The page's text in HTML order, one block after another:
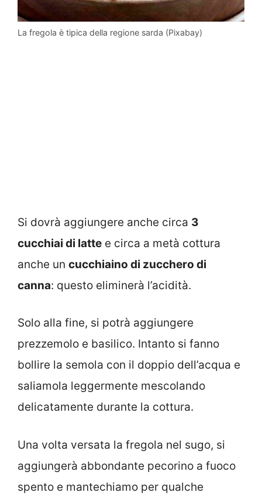
La fregola è tipica della regione sarda (Pixabay)
Si dovrà aggiungere anche circa 3
cucchiai di latte e circa a metà cottura
anche un cucchiaino di zucchero di
canna: questo eliminerà l’acidità.
Solo alla fine, si potrà aggiungere
prezzemolo e basilico. Intanto si fanno
bollire la semola con il doppio dell’acqua e
saliamola leggermente mescolando
delicatamente durante la cottura.
Una volta versata la fregola nel sugo, si
aggiungerà abbondante pecorino a fuoco
spento e mantechiamo per qualche